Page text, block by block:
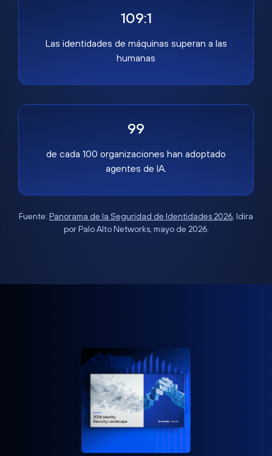
109:1
Las identidades de máquinas superan a las
humanas
99
de cada 100 organizaciones han adoptado
agentes de IA.
Fuente: Panorama de la Seguridad de Identidades 2026, Idira
por Palo Alto Networks, mayo de 2026.